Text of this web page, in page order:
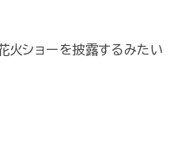
ショーを披露するみたい